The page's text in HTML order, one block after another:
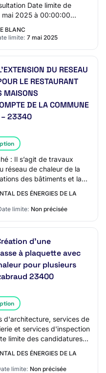
Date limite de
mai 2025 à 00:00:00
BLANC
limite: 7 mai 2025
DU RESEAU
LE RESTAURANT
MAISONS
DE LA COMMUNE
– 23340
: Il s’agit de travaux
réseau de chaleur de la
des bâtiments et la
DES ÉNERGIES DE LA
limite: Non précisée
d'une
à plaquette avec
pour plusieurs
23400
d'architecture, services de
et services d'inspection
limite des candidatures
DES ÉNERGIES DE LA
limite: Non précisée